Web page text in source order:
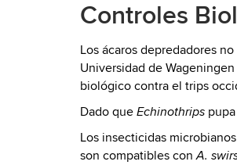
Controles
Los ácaros depredadores
Universidad de
biológico contra el trips
Dado que Echinothrips
Los insecticidas
son compatibles conA.